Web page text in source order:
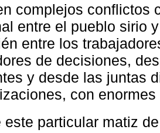
complejos conflictos
entre el pueblo sirio
entre los
de decisiones,
y desde las juntas
con
este particular matiz